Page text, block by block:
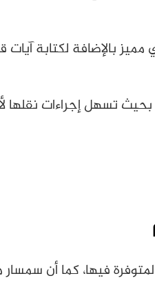
بالإضافة لكتابة آيات
بحيث تسهل إجراءات
فيها، كما أن